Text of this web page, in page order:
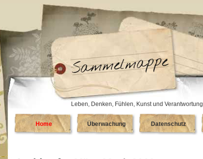
Leben, Denken, Fühlen, Kunst und Verantwortung
Home Überwachung Datenschutz